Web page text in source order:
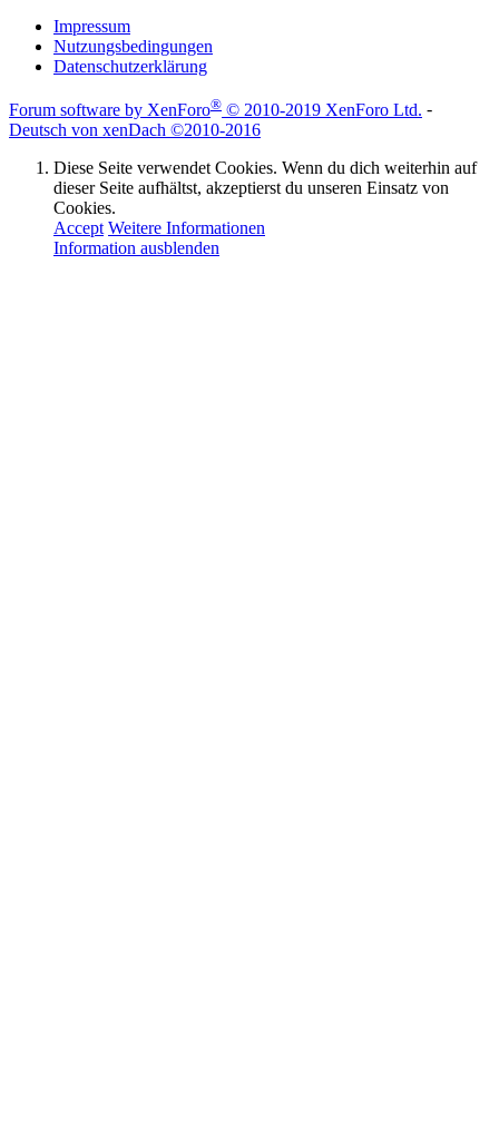
Impressum
Nutzungsbedingungen
Datenschutzerklärung
Forum software by XenForo® © 2010-2019 XenForo Ltd. -
Deutsch von xenDach ©2010-2016
Diese Seite verwendet Cookies. Wenn du dich weiterhin auf
dieser Seite aufhältst, akzeptierst du unseren Einsatz von
Cookies.
Accept Weitere Informationen
Information ausblenden